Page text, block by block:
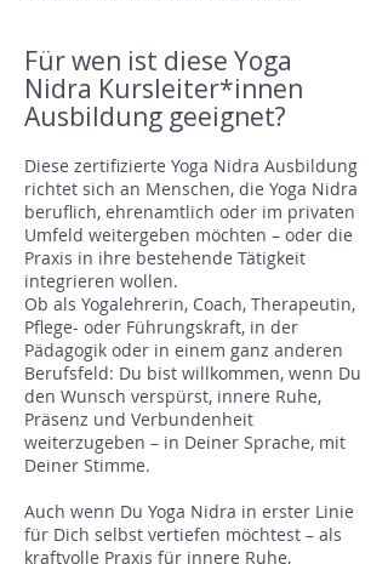
Für wen ist diese Yoga
Nidra Kursleiter*innen
Ausbildung geeignet?
Diese zertifizierte Yoga Nidra Ausbildung
richtet sich an Menschen, die Yoga Nidra
beruflich, ehrenamtlich oder im privaten
Umfeld weitergeben möchten – oder die
Praxis in ihre bestehende Tätigkeit
integrieren wollen.
Ob als Yogalehrerin, Coach, Therapeutin,
Pflege- oder Führungskraft, in der
Pädagogik oder in einem ganz anderen
Berufsfeld: Du bist willkommen, wenn Du
den Wunsch verspürst, innere Ruhe,
Präsenz und Verbundenheit
weiterzugeben – in Deiner Sprache, mit
Deiner Stimme.
Auch wenn Du Yoga Nidra in erster Linie
für Dich selbst vertiefen möchtest – als
kraftvolle Praxis für innere Ruhe,